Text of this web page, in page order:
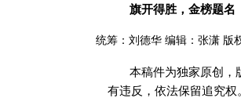
旗开得胜，金榜题名
统筹：刘德华 编辑：张潇 版
本稿件为独家原创，
有违反，依法保留追究权